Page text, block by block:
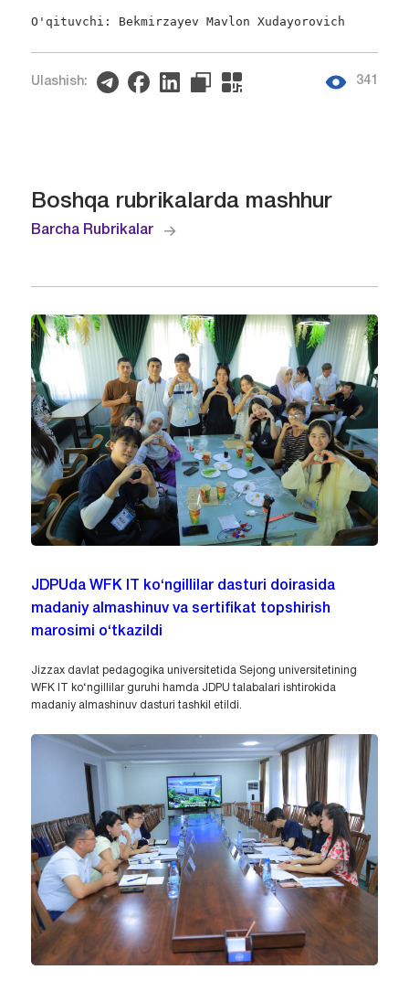
O'qituvchi: Bekmirzayev Mavlon Xudayorovich
Ulashish: 341
Boshqa rubrikalarda mashhur
Barcha Rubrikalar
JDPUda WFK IT ko‘ngillilar dasturi doirasida
madaniy almashinuv va sertifikat topshirish
marosimi o‘tkazildi
Jizzax davlat pedagogika universitetida Sejong universitetining
WFK IT ko‘ngillilar guruhi hamda JDPU talabalari ishtirokida
madaniy almashinuv dasturi tashkil etildi.